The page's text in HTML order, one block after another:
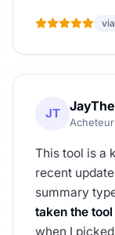
JT
This tool is a
recent
summary
taken the
when I